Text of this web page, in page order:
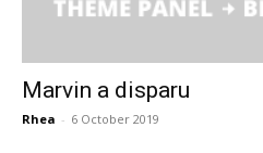
Marvin a disparu
Rhea - 6 October 2019